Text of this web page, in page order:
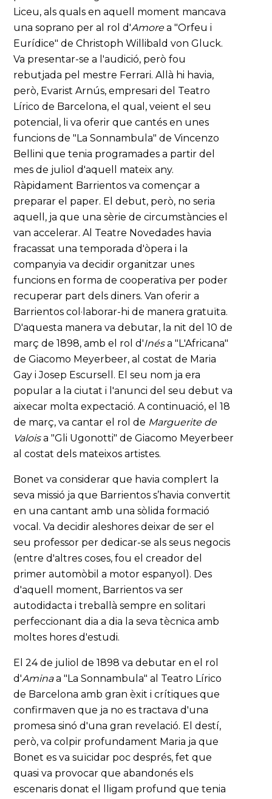
Liceu, als quals en aquell moment mancava
una soprano per al rol d'Amorea "Orfeu i
Eurídice" de Christoph Willibald von Gluck.
Va presentar-se a l'audició, però fou
rebutjada pel mestre Ferrari. Allà hi havia,
però, Evarist Arnús, empresari del Teatro
Lírico de Barcelona, el qual, veient el seu
potencial, li va oferir que cantés en unes
funcions de "La Sonnambula" de Vincenzo
Bellini que tenia programades a partir del
mes de juliol d'aquell mateix any.
Ràpidament Barrientos va començar a
preparar el paper. El debut, però, no seria
aquell, ja que una sèrie de circumstàncies el
van accelerar. Al Teatre Novedades havia
fracassat una temporada d'òpera i la
companyia va decidir organitzar unes
funcions en forma de cooperativa per poder
recuperar part dels diners. Van oferir a
Barrientos col·laborar-hi de manera gratuïta.
D'aquesta manera va debutar, la nit del 10 de
març de 1898, amb el rol d'Inésa "L'Africana"
de Giacomo Meyerbeer, al costat de Maria
Gay i Josep Escursell. El seu nom ja era
popular a la ciutat i l'anunci del seu debut va
aixecar molta expectació. A continuació, el 18
de març, va cantar el rol de Marguerite de
Valoisa "Gli Ugonotti" de Giacomo Meyerbeer
al costat dels mateixos artistes.
Bonet va considerar que havia complert la
seva missió ja que Barrientos s’havia convertit
en una cantant amb una sòlida formació
vocal. Va decidir aleshores deixar de ser el
seu professor per dedicar-se als seus negocis
(entre d'altres coses, fou el creador del
primer automòbil a motor espanyol). Des
d'aquell moment, Barrientos va ser
autodidacta i treballà sempre en solitari
perfeccionant dia a dia la seva tècnica amb
moltes hores d'estudi.
El 24 de juliol de 1898 va debutar en el rol
d'Aminaa "La Sonnambula" al Teatro Lírico
de Barcelona amb gran èxit i crítiques que
confirmaven que ja no es tractava d'una
promesa sinó d'una gran revelació. El destí,
però, va colpir profundament Maria ja que
Bonet es va suïcidar poc després, fet que
quasi va provocar que abandonés els
escenaris donat el lligam profund que tenia